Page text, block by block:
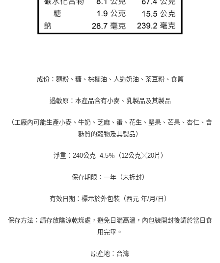
成份：麵粉、糖、棕櫚油、人造奶油、茶豆粉、食鹽
過敏原：本產品含有小麥、乳製品及其製品
（工廠內可能生產小麥、牛奶、芝麻、蛋、花生、堅果、芒果、杏仁、含
麩質的穀物及其製品）
淨重：240公克 -4.5％（12公克╳20片）
保存期限：一年（未拆封）
有效日期：標示於外包裝（西元 年/月/日）
保存方法：請存放陰涼乾燥處，避免日曬高溫，內包裝開封後請於當日食
用完畢。
原產地：台灣